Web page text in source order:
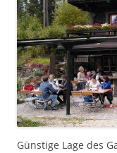
Günstige Lage des